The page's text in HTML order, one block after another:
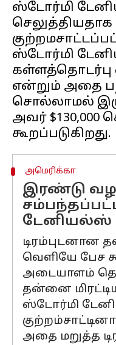
ஸ்டோர்மி
ஸ்டோர்மி
கள்ளத்தொடர்பு
என்றும் அதை
சொல்லாமல்
அவர் $130,000
அமெரிக்கா
இரண்டு
டேனியல்ஸ்
டிரம்புடனான
வெளியே பேச
அடையாளம்
தன்னை
ஸ்டோர்மி
அதை மறுத்த